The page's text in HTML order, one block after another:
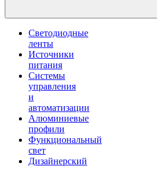
Светодиодные
ленты
Источники
питания
Системы
управления
и
автоматизации
Алюминиевые
профили
Функциональный
свет
Дизайнерский